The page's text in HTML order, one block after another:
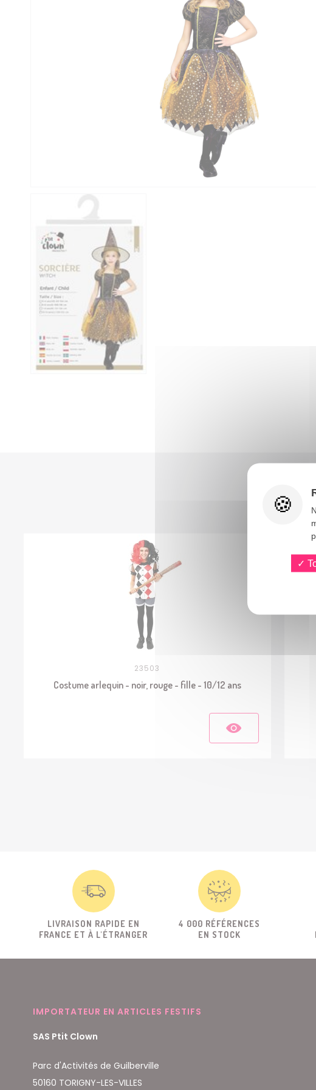
23503
Costume arlequin - noir, rouge - fille - 10/12 ans
LIVRAISON RAPIDE EN
FRANCE ET À L'ÉTRANGER
4 000 RÉFÉRENCES
EN STOCK
IMPORTATEUR EN ARTICLES FESTIFS
SAS Ptit Clown
Parc d'Activités de Guilberville
50160 TORIGNY-LES-VILLES